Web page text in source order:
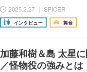
2025.2.27 ｜ SPICER
インタビュー 舞台
加藤和樹＆島 太星
／怪物役の強みと